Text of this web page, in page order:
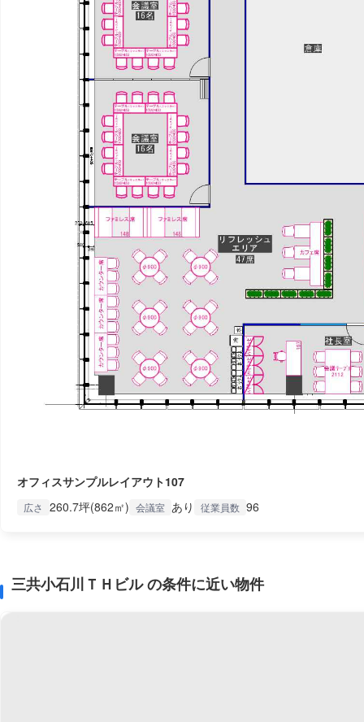
オフィスサンプルレイアウト107
広さ 260.7坪(862㎡) 会議室 あり 従業員数 96
三共小石川ＴＨビル の条件に近い物件